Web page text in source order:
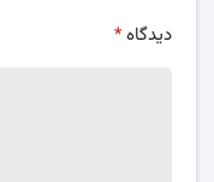
دیدگاه*